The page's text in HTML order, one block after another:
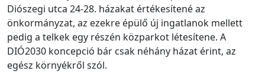
Diószegi utca 24-28. házakat értékesítené az
önkormányzat, az ezekre épülő új ingatlanok mellett
pedig a telkek egy részén közparkot létesítene. A
DIÓ2030 koncepció bár csak néhány házat érint, az
egész környékről szól.